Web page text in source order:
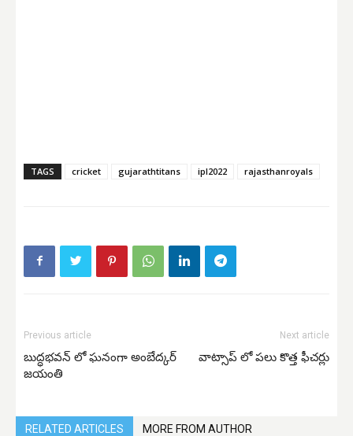
TAGS cricket gujarathtitans ipl2022 rajasthanroyals
Previous article
బుద్ధభవన్ లో ఘనంగా అంబేద్కర్
జయంతి
Next article
వాట్సాప్ లో పలు కొత్త ఫీచర్లు
RELATED ARTICLES MORE FROM AUTHOR